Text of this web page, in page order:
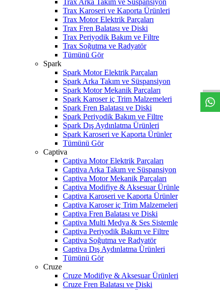
Trax Arka Takım ve Süspansiyon
Trax Karoseri ve Kaporta Ürünleri
Trax Motor Elektrik Parçaları
Trax Fren Balatası ve Diski
Trax Periyodik Bakım ve Filtre
Trax Soğutma ve Radyatör
Tümünü Gör
Spark
Spark Motor Elektrik Parçaları
Spark Arka Takım ve Süspansiyon
Spark Motor Mekanik Parçaları
Spark Karoser iç Trim Malzemeleri
Spark Fren Balatası ve Diski
Spark Periyodik Bakım ve Filtre
Spark Dış Aydınlatma Ürünleri
Spark Karoseri ve Kaporta Ürünler
Tümünü Gör
Captiva
Captiva Motor Elektrik Parçaları
Captiva Arka Takım ve Süspansiyon
Captiva Motor Mekanik Parçaları
Captiva Modifiye & Aksesuar Ürünle
Captiva Karoseri ve Kaporta Ürünler
Captiva Karoser iç Trim Malzemeleri
Captiva Fren Balatası ve Diski
Captiva Multi Medya & Ses Sistemle
Captiva Periyodik Bakım ve Filtre
Captiva Soğutma ve Radyatör
Captiva Dış Aydınlatma Ürünleri
Tümünü Gör
Cruze
Cruze Modifiye & Aksesuar Ürünleri
Cruze Fren Balatası ve Diski